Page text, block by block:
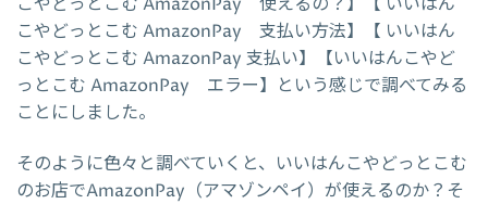
こやどっとこむ AmazonPay 支払い方法】【 いいはん
こやどっとこむ AmazonPay 支払い】【いいはんこやど
っとこむ AmazonPay エラー】という感じで調べてみる
ことにしました。
そのように色々と調べていくと、いいはんこやどっとこむ
のお店でAmazonPay（アマゾンペイ）が使えるのか？そ